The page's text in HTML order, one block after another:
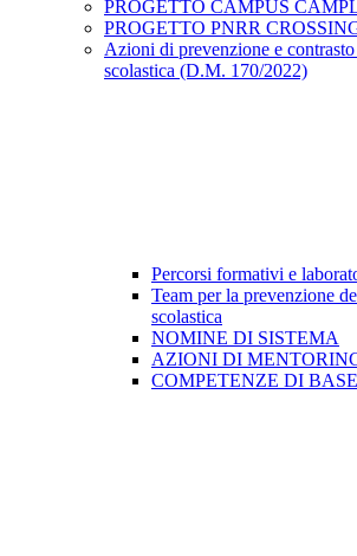
PROGETTO CAMPUS
PROGETTO PNRR
Azioni di prevenzione e
scolastica (D.M. 170/2022)
Percorsi formativi e
Team per la prevenzione
scolastica
NOMINE DI SISTEMA
AZIONI DI
COMPETENZE DI BASE